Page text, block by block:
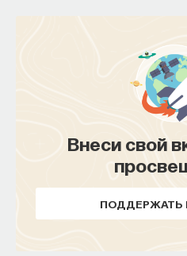
Внеси свой
ПОДДЕРЖАТЬ